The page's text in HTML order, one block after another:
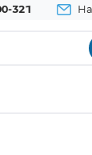
321